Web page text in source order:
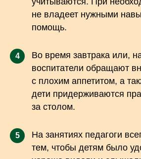
не владеет нужными
помощь.
4
Во время завтрака или,
воспитатели обращают
с плохим аппетитом, а
дети придерживаются
за столом.
5
На занятиях педагоги
тем, чтобы детям было